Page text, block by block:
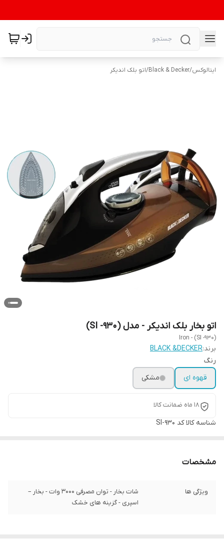
ایتالوکس/
Black & Decker
/اتو بلک اندیکر
اتو بخار بلک اندیکر - مدل (SI -930)
Iron - (SI -930)
برند:BLACK &DECKER
رنگ
قهوه ای
مشکی
18 ماه ضمانت کالا
شناسه کالاکد SI-930
مشخصات
ویژگی ها
شات بخار - توان مصرفی 3000 وات - بخار –
اسپری - گزینه های خشک